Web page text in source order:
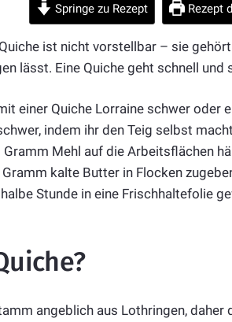
Springe zu Rezept Rezept
ist nicht vorstellbar – sie
lässt. Eine Quiche geht schnell und
einer Quiche Lorraine schwer oder
indem ihr den Teig selbst
Mehl auf die Arbeitsflächen
kalte Butter in Flocken
Stunde in eine Frischhaltefolie
angeblich aus Lothringen, daher